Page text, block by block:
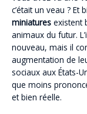
c’était un veau ?
miniatures existent
animaux du futur.
nouveau, mais il
augmentation de
sociaux aux États-
que moins
et bien réelle.